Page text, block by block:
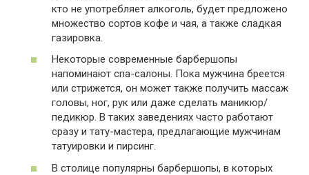
кто не употребляет алкоголь, будет предложено
множество сортов кофе и чая, а также сладкая
газировка.
Некоторые современные барбершопы
напоминают спа-салоны. Пока мужчина бреется
или стрижется, он может также получить массаж
головы, ног, рук или даже сделать маникюр/
педикюр. В таких заведениях часто работают
сразу и тату-мастера, предлагающие мужчинам
татуировки и пирсинг.
В столице популярны барбершопы, в которых